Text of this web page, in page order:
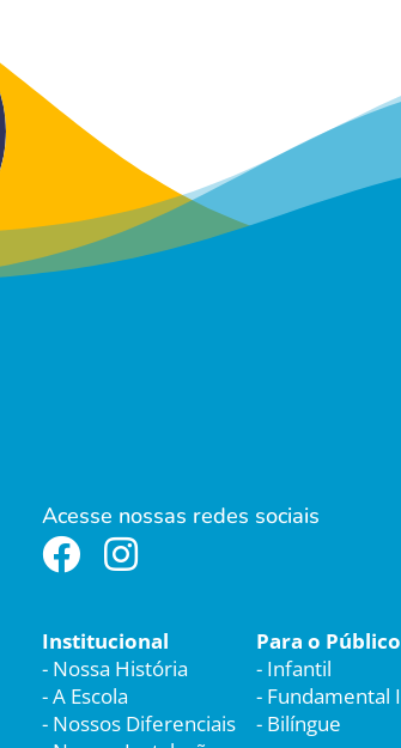
Acesse nossas redes sociais
 
Institucional
- Nossa História
-A Escola
- Nossos Diferenciais
Para o Público
- Infantil
- Fundamental I
- Bilíngue